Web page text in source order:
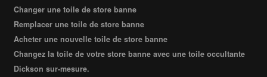
Changer une toile de store banne
Remplacer une toile de store banne
Acheter une nouvelle toile de store banne
Changez la toile de votre store banne avec une toile occultante
Dickson sur-mesure.